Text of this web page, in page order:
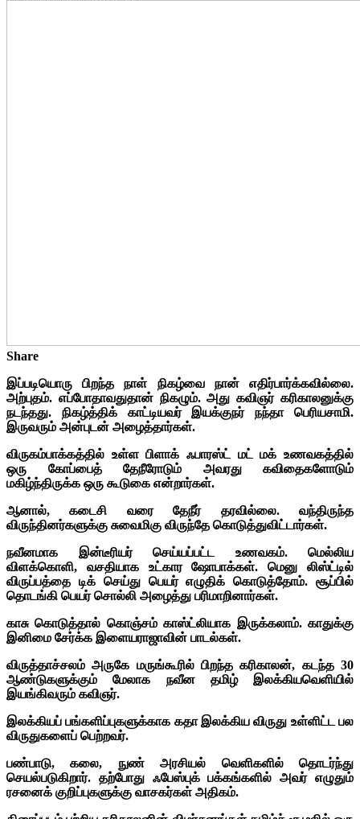
Share
இப்படியொரு பிறந்த நாள் நிகழ்வை நான் எதிர்பார்க்கவில்லை.
அற்புதம். எப்போதாவதுதான் நிகழும். அது கவிஞர் கரிகாலனுக்கு
நடந்தது. நிகழ்த்திக் காட்டியவர் இயக்குநர் நந்தா பெரியசாமி.
இருவரும் அன்புடன் அழைத்தார்கள்.
விருகம்பாக்கத்தில் உள்ள பிளாக் ஃபாரஸ்ட் மட் மக் உணவகத்தில்
ஒரு கோப்பைத் தேநீரோடும் அவரது கவிதைகளோடும்
மகிழ்ந்திருக்க ஒரு கூடுகை என்றார்கள்.
ஆனால், கடைசி வரை தேநீர் தரவில்லை. வந்திருந்த
விருந்தினர்களுக்கு சுவைமிகு விருந்தே கொடுத்துவிட்டார்கள்.
நவீனமாக இன்டீரியர் செய்யப்பட்ட உணவகம். மெல்லிய
விளக்கொளி, வசதியாக உட்கார ஷோபாக்கள். மெனு லிஸ்ட்டில்
விருப்பத்தை டிக் செய்து பெயர் எழுதிக் கொடுத்தோம். சூப்பில்
தொடங்கி பெயர் சொல்லி அழைத்து பரிமாறினார்கள்.
காசு கொடுத்தால் கொஞ்சம் காஸ்ட்லியாக இருக்கலாம். காதுக்கு
இனிமை சேர்க்க இளையராஜாவின் பாடல்கள்.
விருத்தாச்சலம் அருகே மருங்கூரில் பிறந்த கரிகாலன், கடந்த 30
ஆண்டுகளுக்கும் மேலாக நவீன தமிழ் இலக்கியவெளியில்
இயங்கிவரும் கவிஞர்.
இலக்கியப் பங்களிப்புகளுக்காக கதா இலக்கிய விருது உள்ளிட்ட பல
விருதுகளைப் பெற்றவர்.
பண்பாடு, கலை, நுண் அரசியல் வெளிகளில் தொடர்ந்து
செயல்படுகிறார். தற்போது ஃபேஸ்புக் பக்கங்களில் அவர் எழுதும்
ரசனைக் குறிப்புகளுக்கு வாசகர்கள் அதிகம்.